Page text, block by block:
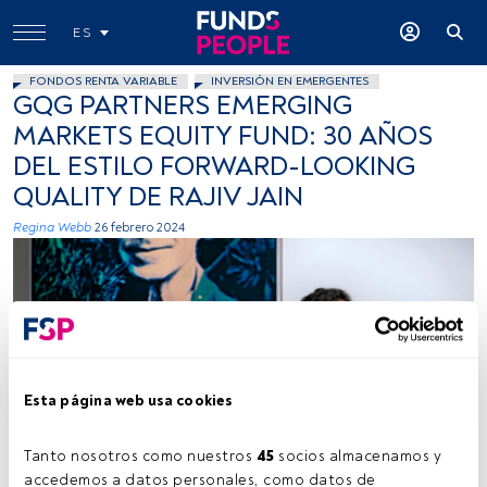
Esta página web usa cookies
Tanto nosotros como nuestros 45 socios almacenamos y
accedemos a datos personales, como datos de
ES
FONDOS RENTA VARIABLE INVERSIÓN EN EMERGENTES
GQG PARTNERS EMERGING
MARKETS EQUITY FUND: 30 AÑOS
DEL ESTILO FORWARD-LOOKING
QUALITY DE RAJIV JAIN
Regina Webb 26 febrero 2024